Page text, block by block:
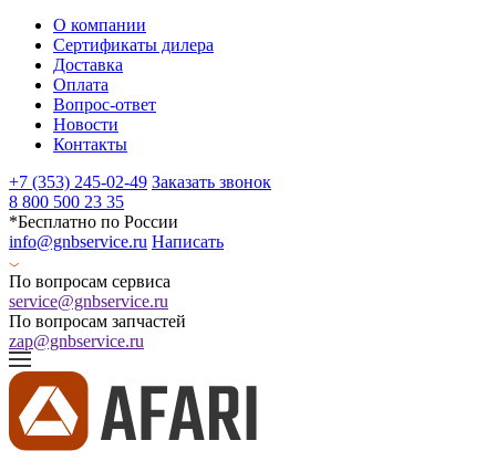
О компании
Сертификаты дилера
Доставка
Оплата
Вопрос-ответ
Новости
Контакты
+7 (353) 245-02-49 Заказать звонок
8 800 500 23 35
*Бесплатно по России
info@gnbservice.ru Написать
По вопросам сервиса
service@gnbservice.ru
По вопросам запчастей
zap@gnbservice.ru